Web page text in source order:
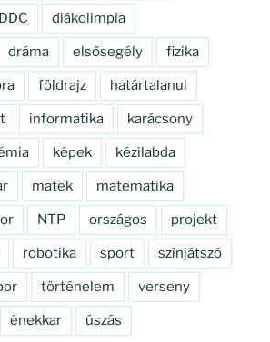
DDC diákolimpia
dráma elsősegély fizika
földrajz határtalanul
informatika karácsony
képek kézilabda
matek matematika
NTP országos projekt
robotika sport színjátszó
történelem verseny
énekkar úszás